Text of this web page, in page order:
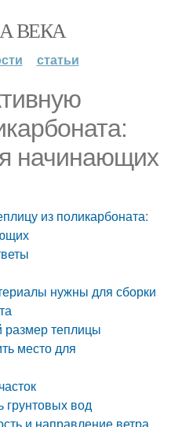
ВЕКА
статьи
начинающих
из поликарбоната:
нужны для сборки
размер теплицы
место для
грунтовых вод